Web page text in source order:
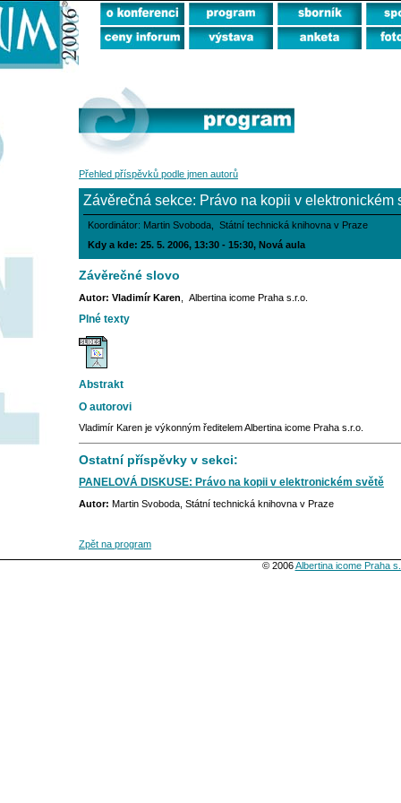
Přehled příspěvků podle jmen autorů
Závěrečná sekce: Právo na kopii v elektronickém
Koordinátor: Martin Svoboda, Státní technická knihovna v Praze
Kdy a kde: 25. 5. 2006, 13:30 - 15:30, Nová aula
Závěrečné slovo
Autor: Vladimír Karen , Albertina icome Praha s.r.o.
Plné texty
Abstrakt
O autorovi
Vladimír Karen je výkonným ředitelem Albertina icome Praha s.r.o.
Ostatní příspěvky v sekci:
PANELOVÁ DISKUSE: Právo na kopii v elektronickém světě
Autor: Martin Svoboda, Státní technická knihovna v Praze
Zpět na program
© 2006Albertina icome Praha